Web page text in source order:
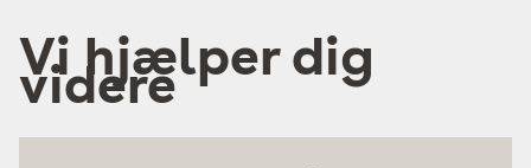
Vi hjælper dig
videre